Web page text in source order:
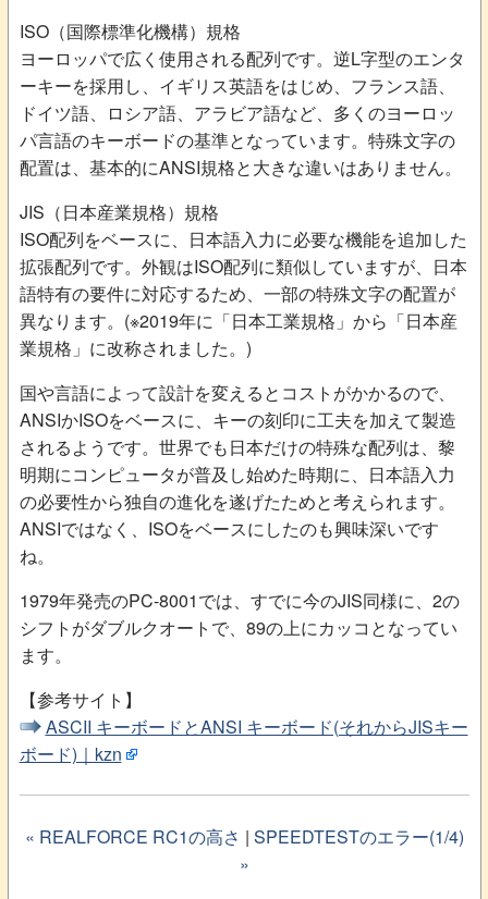
ISO（国際標準化機構）規格
ヨーロッパで広く使用される配列です。逆L字型のエンタ
ーキーを採用し、イギリス英語をはじめ、フランス語、
ドイツ語、ロシア語、アラビア語など、多くのヨーロッ
パ言語のキーボードの基準となっています。特殊文字の
配置は、基本的にANSI規格と大きな違いはありません。
JIS（日本産業規格）規格
ISO配列をベースに、日本語入力に必要な機能を追加した
拡張配列です。外観はISO配列に類似していますが、日本
語特有の要件に対応するため、一部の特殊文字の配置が
異なります。(※2019年に「日本工業規格」から「日本産
業規格」に改称されました。)
国や言語によって設計を変えるとコストがかかるので、
ANSIかISOをベースに、キーの刻印に工夫を加えて製造
されるようです。世界でも日本だけの特殊な配列は、黎
明期にコンピュータが普及し始めた時期に、日本語入力
の必要性から独自の進化を遂げたためと考えられます。
ANSIではなく、ISOをベースにしたのも興味深いです
ね。
1979年発売のPC-8001では、すでに今のJIS同様に、2の
シフトがダブルクオートで、89の上にカッコとなってい
ます。
【参考サイト】
ASCII キーボードとANSI キーボード(それからJISキー
ボード)｜kzn
« REALFORCE RC1の高さ | SPEEDTESTのエラー(1/4)
»